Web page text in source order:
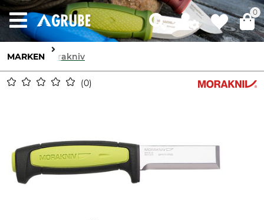
0
MARKEN Morakniv
0